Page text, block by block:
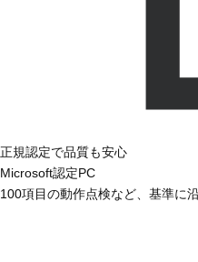
正規認定で品質も安心
Microsoft認定PC
100項目の動作点検など、基準に